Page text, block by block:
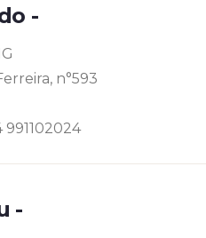
-
n°593
991102024
-